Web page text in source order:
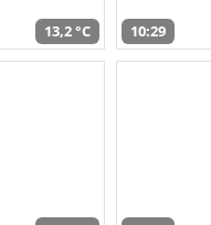
13,2 °C 10:29